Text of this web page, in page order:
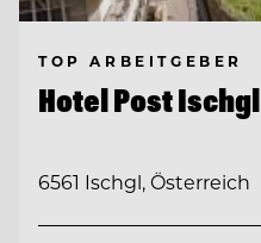
TOP ARBEITGEBER
Hotel Post Ischgl
6561 Ischgl, Österreich